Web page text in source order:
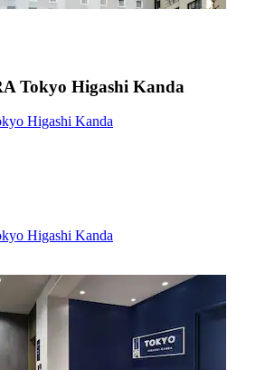
Tokyo Higashi Kanda
Higashi Kanda
Higashi Kanda